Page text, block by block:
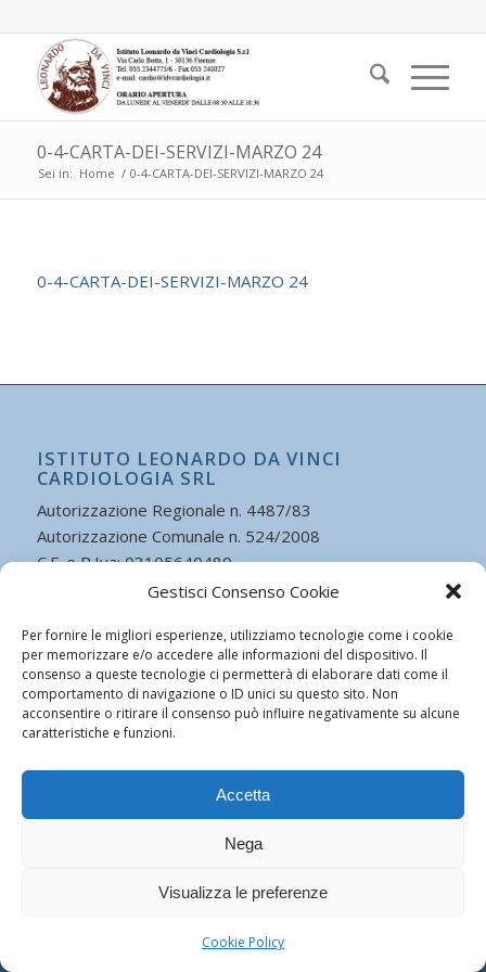
Gestisci Consenso Cookie
Per fornire le migliori esperienze, utilizziamo tecnologie come i cookie
per memorizzare e/o accedere alle informazioni del dispositivo. Il
consenso a queste tecnologie ci permetterà di elaborare dati come il
comportamento di navigazione o ID unici su questo sito. Non
acconsentire o ritirare il consenso può influire negativamente su alcune
caratteristiche e funzioni.
Accetta
Nega
Visualizza le preferenze
Cookie Policy
0-4-CARTA-DEI-SERVIZI-MARZO 24
Sei in: Home / 0-4-CARTA-DEI-SERVIZI-MARZO 24
0-4-CARTA-DEI-SERVIZI-MARZO 24
ISTITUTO LEONARDO DA VINCI
CARDIOLOGIA SRL
Autorizzazione Regionale n. 4487/83
Autorizzazione Comunale n. 524/2008
C.F. e P.Iva: 03105640480
Capitale Sociale Euro 51.481,00 I.v.
© Copyright - Istituto Leonardo da Vinci - Cardiologia - Powered by
communication